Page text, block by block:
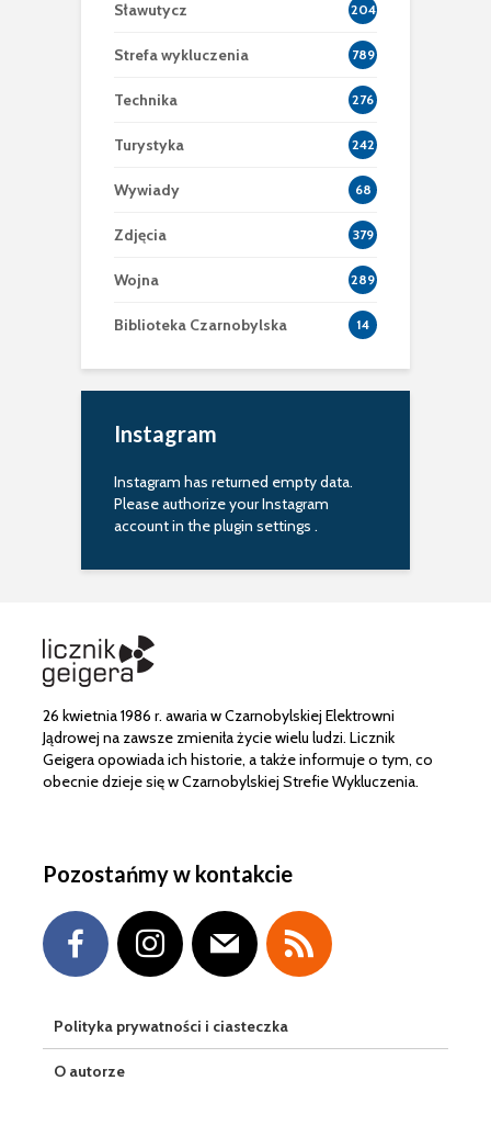
Sławutycz 204
Strefa wykluczenia 789
Technika 276
Turystyka 242
Wywiady 68
Zdjęcia 379
Wojna 289
Biblioteka Czarnobylska 14
Instagram
Instagram has returned empty data.
Please authorize your Instagram
account in theplugin settings .
26 kwietnia 1986 r. awaria w Czarnobylskiej Elektrowni
Jądrowej na zawsze zmieniła życie wielu ludzi. Licznik
Geigera opowiada ich historie, a także informuje o tym, co
obecnie dzieje się w Czarnobylskiej Strefie Wykluczenia.
Pozostańmy w kontakcie
Polityka prywatności i ciasteczka
O autorze